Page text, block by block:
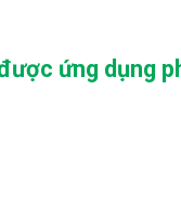
ứng dụng